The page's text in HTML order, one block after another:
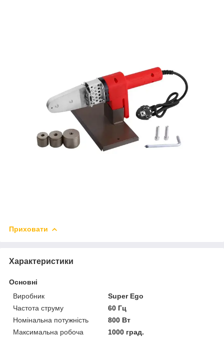
Приховати
Характеристики
Основні
Виробник
Super Ego
Частота струму
60 Гц
Номінальна потужність
800 Вт
Максимальна робоча
1000 град.